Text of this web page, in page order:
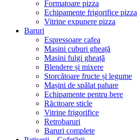
Formatoare pizza
Echipamente frigorifice pizza
Vitrine expunere pizza
Baruri
Espressoare cafea
Masini cuburi gheață
Masini fulgi gheață
Blendere și mixere
Storcătoare fructe și legume
Mașini de spălat pahare
Echipamente pentru bere
Răcitoare sticle
Vitrine frigorifice
Retrobaruri
Baruri complete